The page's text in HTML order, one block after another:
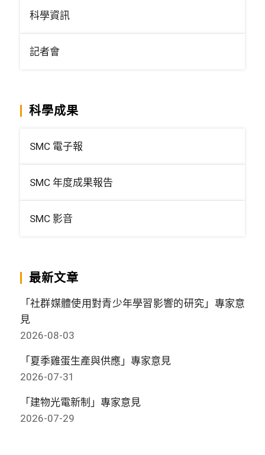
科學資訊
記者會
科學成果
SMC 電子報
SMC 年度成果報告
SMC 影音
最新文章
「社群媒體使用對青少年學習影響的研究」專家意
見
2026-08-03
「夏季雞蛋生產與供應」專家意見
2026-07-31
「建物光電新制」專家意見
2026-07-29